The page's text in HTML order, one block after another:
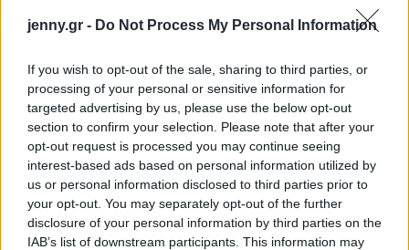
jenny.gr - Do Not Process My Personal Information
If you wish to opt-out of the sale, sharing to third parties, or
processing of your personal or sensitive information for
targeted advertising by us, please use the below opt-out
section to confirm your selection. Please note that after your
opt-out request is processed you may continue seeing
interest-based ads based on personal information utilized by
us or personal information disclosed to third parties prior to
your opt-out. You may separately opt-out of the further
disclosure of your personal information by third parties on the
IAB’s list of downstream participants. This information may
αυτό που περνά η Kim και φέρνει στο φως όσα
βιώνουν πολλές γυναίκες, όταν επιλέγουν να
φύγουν».
Μάθε τώρα όλα τα νέα για τα
αγαπημένα σου διάσημα πρόσωπα.
Ακολούθησε το JennyGr στο
Google News.